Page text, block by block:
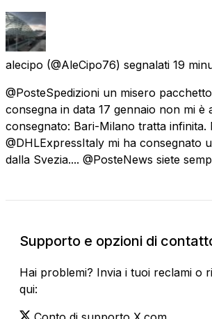
alecipo (@AleCipo76) segnalati 19
@PosteSpedizioni un misero
consegna in data 17 gennaio non mi è
consegnato: Bari-Milano tratta infinita.
@DHLExpressItaly mi ha consegnato
dalla Svezia.... @PosteNews siete
Supporto e opzioni di
Hai problemi? Invia i tuoi reclami o
qui: